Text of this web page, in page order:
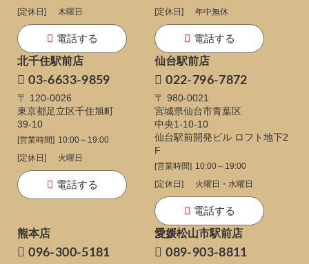
[定休日]
木曜日
電話する
[定休日]
年中無休
電話する
北千住駅前店
03-6633-9859
〒 120-0026
東京都足立区千住旭町
39-10
[営業時間] 10:00～19:00
[定休日]
火曜日
電話する
仙台駅前店
022-796-7872
〒 980-0021
宮城県仙台市青葉区
中央1-10-10
仙台駅前開発ビル ロフト地下2
F
[営業時間] 10:00～19:00
[定休日]
火曜日・水曜日
電話する
熊本店
096-300-5181
愛媛松山市駅前店
089-903-8811